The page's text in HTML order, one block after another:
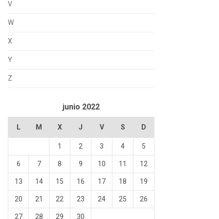
V
W
X
Y
Z
junio 2022
L M X J V S D
1 2 3 4 5
6 7 8 9 10 11 12
13 14 15 16 17 18 19
20 21 22 23 24 25 26
27 28 29 30